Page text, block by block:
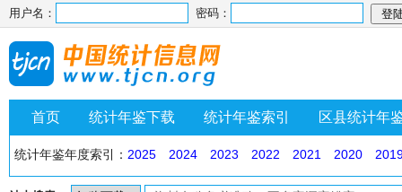
用户名： 密码：
首页 统计年鉴下载 统计年鉴索引 区县统计年
统计年鉴年度索引： 2025 2024 2023 2022 2021 2020